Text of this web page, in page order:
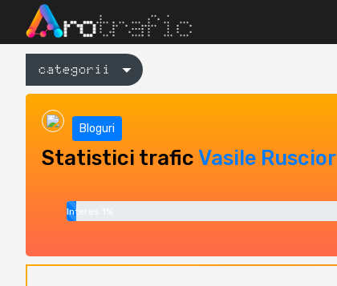
categorii
Bloguri
Statistici trafic Vasile Ruscior
Interes 1%